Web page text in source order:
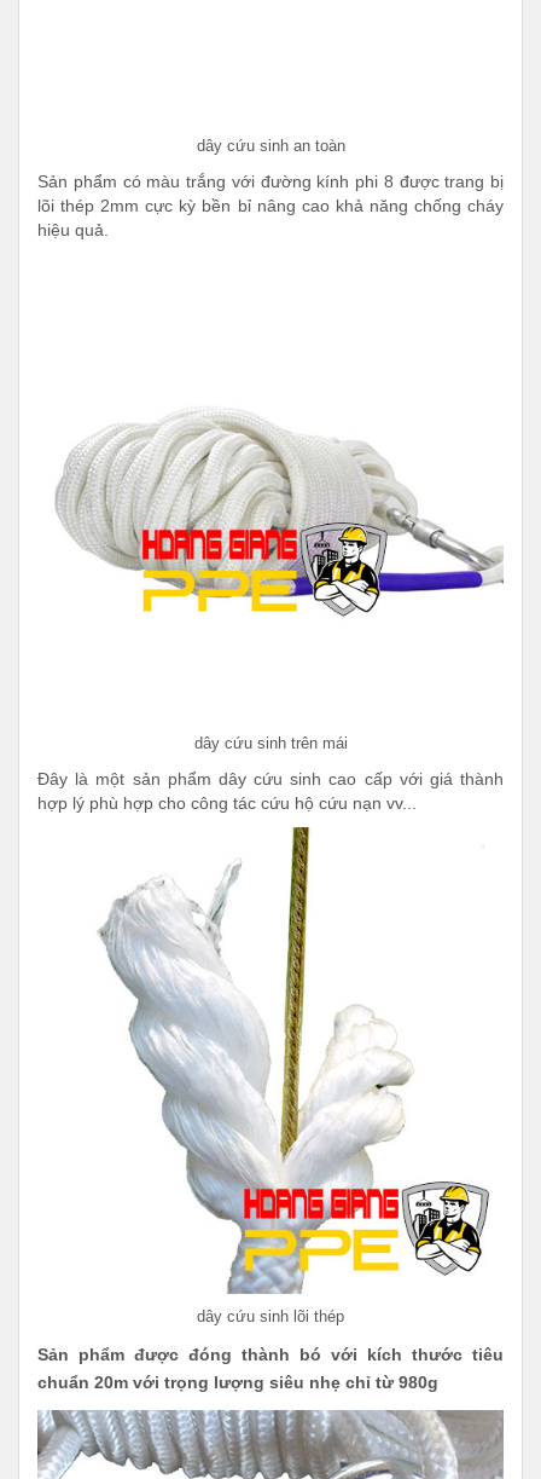
dây cứu sinh an toàn
Sản phẩm có màu trắng với đường kính phi 8 được trang bị
lõi thép 2mm cực kỳ bền bỉ nâng cao khả năng chống cháy
hiệu quả.
dây cứu sinh trên mái
Đây là một sản phẩm dây cứu sinh cao cấp với giá thành
hợp lý phù hợp cho công tác cứu hộ cứu nạn vv...
dây cứu sinh lõi thép
Sản phẩm được đóng thành bó với kích thước tiêu
chuẩn 20m với trọng lượng siêu nhẹ chỉ từ 980g